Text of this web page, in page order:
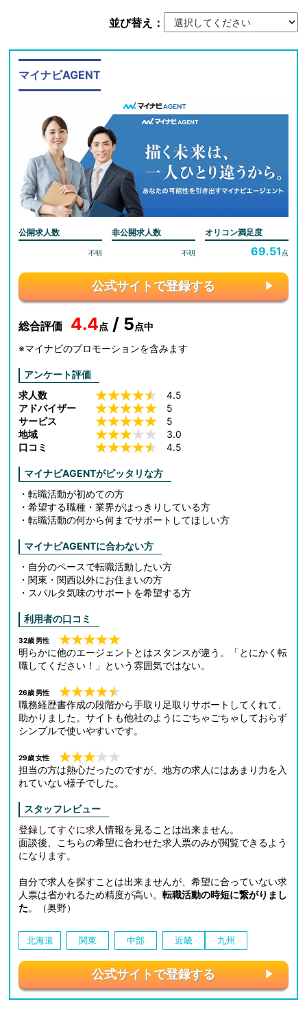
並び替え：
マイナビAGENT
公開求人数
不明
非公開求人数
不明
オリコン満足度
69.51 点
公式サイトで登録する
総合評価 4.4点 / 5点中
※マイナビのプロモーションを含みます
アンケート評価
求人数
4.5
アドバイザー
5
サービス
5
地域
3.0
口コミ
4.5
マイナビAGENTがピッタリな方
・転職活動が初めての方
・希望する職種・業界がはっきりしている方
・転職活動の何から何までサポートしてほしい方
マイナビAGENTに合わない方
・自分のペースで転職活動したい方
・関東・関西以外にお住まいの方
・スパルタ気味のサポートを希望する方
利用者の口コミ
32歳 男性
明らかに他のエージェントとはスタンスが違う。「とにかく転
職してください！」という雰囲気ではない。
26歳 男性
職務経歴書作成の段階から手取り足取りサポートしてくれて、
助かりました。サイトも他社のようにごちゃごちゃしておらず
シンプルで使いやすいです。
29歳 女性
担当の方は熱心だったのですが、地方の求人にはあまり力を入
れていない様子でした。
スタッフレビュー
登録してすぐに求人情報を見ることは出来ません。
面談後、こちらの希望に合わせた求人票のみが閲覧できるよう
になります。
自分で求人を探すことは出来ませんが、希望に合っていない求
人票は省かれるため精度が高い。転職活動の時短に繋がりまし
た。（奥野）
北海道 関東 中部 近畿 九州
公式サイトで登録する